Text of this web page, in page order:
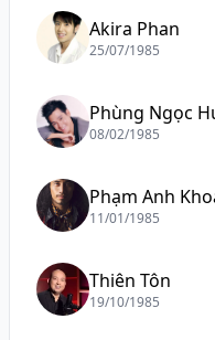
Akira Phan
25/07/1985
Phùng Ngọc
08/02/1985
Phạm Anh
11/01/1985
Thiên Tôn
19/10/1985